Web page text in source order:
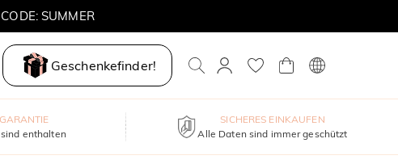
SUMMER
Geschenkefinder!
enthalten
SICHERES EINKAUFEN
Alle Daten sind immer geschützt